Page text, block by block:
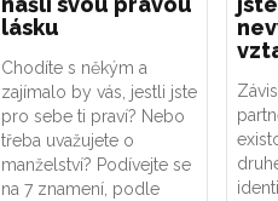
lásku
Chodíte s někým a
zajímalo by vás, jestli jste
pro sebe ti praví? Nebo
třeba uvažujete o
manželství? Podívejte se
na 7 znamení, podle